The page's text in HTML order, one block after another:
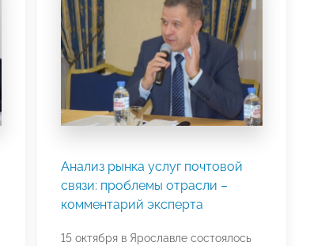
Анализ рынка услуг почтовой
связи: проблемы отрасли –
комментарий эксперта
15 октября в Ярославле состоялось